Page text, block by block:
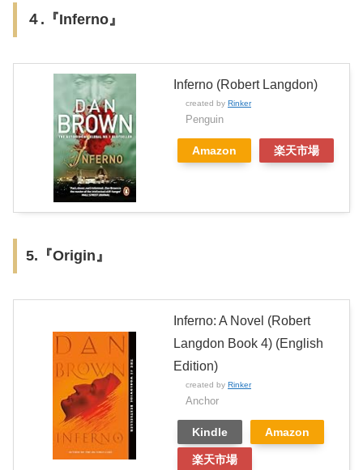
４.『Inferno』
Inferno (Robert Langdon)
created by Rinker
Penguin
Amazon 楽天市場
5.『Origin』
Inferno: A Novel (Robert
Langdon Book 4) (English
Edition)
created by Rinker
Anchor
Kindle Amazon
楽天市場